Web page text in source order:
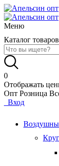
Меню
Каталог товаров
0
Отображать
Опт Розница
Вход